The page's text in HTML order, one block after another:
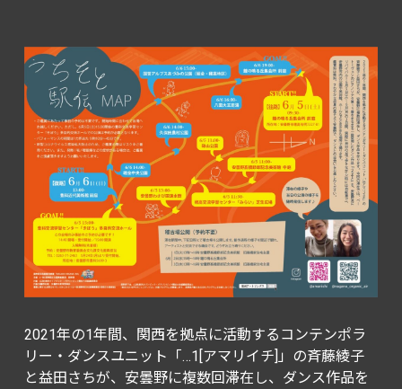
2021年の1年間、関西を拠点に活動するコンテンポラ
リー・ダンスユニット「…1[アマリイチ]」の斉藤綾子
と益田さちが、安曇野に複数回滞在し、ダンス作品を